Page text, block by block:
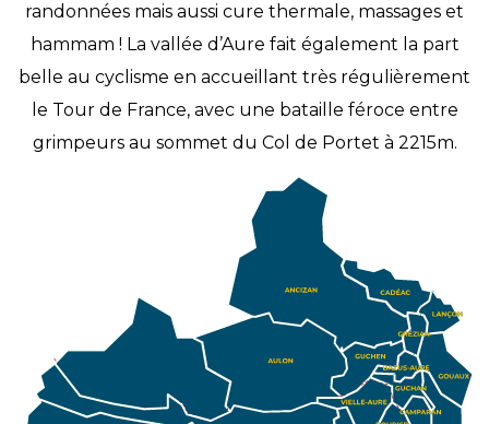
randonnées mais aussi cure thermale, massages et
hammam ! La vallée d’Aure fait également la part
belle au cyclisme en accueillant très régulièrement
le Tour de France, avec une bataille féroce entre
grimpeurs au sommet du Col de Portet à 2215m.